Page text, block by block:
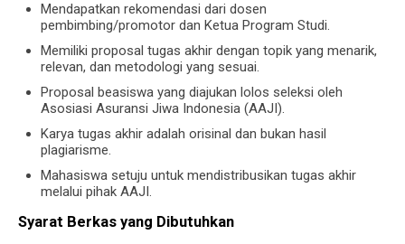
Mendapatkan rekomendasi dari dosen
pembimbing/promotor dan Ketua Program Studi.
Memiliki proposal tugas akhir dengan topik yang menarik,
relevan, dan metodologi yang sesuai.
Proposal beasiswa yang diajukan lolos seleksi oleh
Asosiasi Asuransi Jiwa Indonesia (AAJI).
Karya tugas akhir adalah orisinal dan bukan hasil
plagiarisme.
Mahasiswa setuju untuk mendistribusikan tugas akhir
melalui pihak AAJI.
Syarat Berkas yang Dibutuhkan